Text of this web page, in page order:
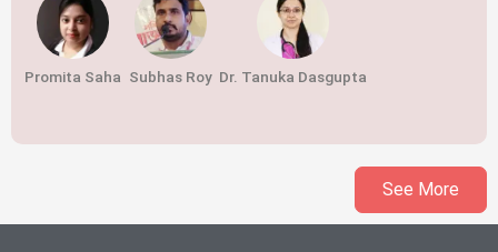
Promita Saha Subhas Roy Dr. Tanuka Dasgupta
See More